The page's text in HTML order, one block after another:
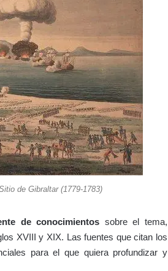
de Gibraltar (1779-1783)
de conocimientos sobre el tema,
XVIII y XIX. Las fuentes que citan los
para el que quiera profundizar y